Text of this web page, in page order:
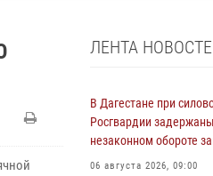
ЛЕНТА
В Дагестане при
Росгвардии
незаконном обороте
06 августа 2026, 09:00